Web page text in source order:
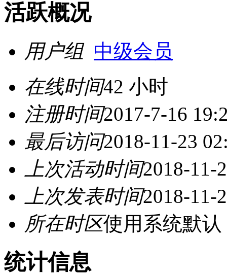
活跃概况
用户组 中级会员
在线时间42 小时
注册时间2017-7-16
最后访问2018-11-23
上次活动时间2018-11-
上次发表时间2018-11-
所在时区使用系统默认
统计信息